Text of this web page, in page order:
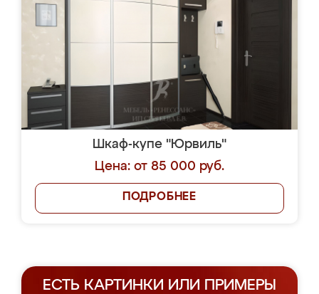
Шкаф-купе "Юрвиль"
Цена: от 85 000 руб.
ПОДРОБНЕЕ
ЕСТЬ КАРТИНКИ ИЛИ ПРИМЕРЫ